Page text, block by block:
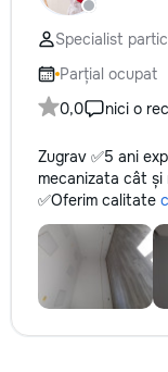
не включается?
покупать новую!
бюджет.
Specialist
Parțial ocupat
0,0
nici o
Zugrav ✅️5 ani
mecanizata cât și
✅️Oferim calitate